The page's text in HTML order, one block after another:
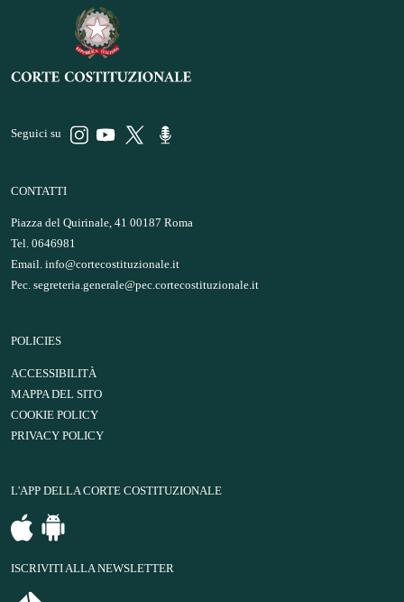
Seguici su
CONTATTI
Piazza del Quirinale, 41 00187 Roma
Tel. 0646981
Email. info@cortecostituzionale.it
Pec. segreteria.generale@pec.cortecostituzionale.it
POLICIES
ACCESSIBILITÀ
MAPPA DEL SITO
COOKIE POLICY
PRIVACY POLICY
L'APP DELLA CORTE COSTITUZIONALE
ISCRIVITI ALLA NEWSLETTER